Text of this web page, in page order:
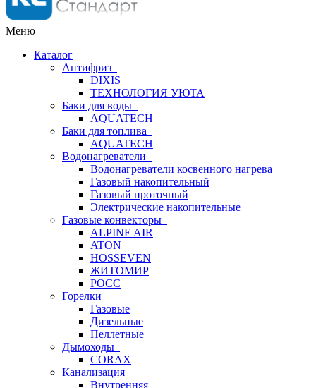
Меню
Каталог
Антифриз
DIXIS
ТЕХНОЛОГИЯ УЮТА
Баки для воды
AQUATECH
Баки для топлива
AQUATECH
Водонагреватели
Водонагреватели косвенного нагрева
Газовый накопительный
Газовый проточный
Электрические накопительные
Газовые конвекторы
ALPINE AIR
ATON
HOSSEVEN
ЖИТОМИР
РОСС
Горелки
Газовые
Дизельные
Пеллетные
Дымоходы
CORAX
Канализация
Внутренняя